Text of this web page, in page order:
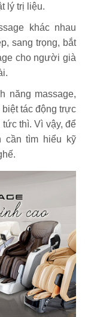
lý trị liệu.
khác nhau
sang trọng, bắt
cho người già
năng massage,
tác động trực
thì. Vì vậy, để
cần tìm hiểu kỹ